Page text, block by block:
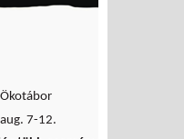
Ökotábor
7-12.